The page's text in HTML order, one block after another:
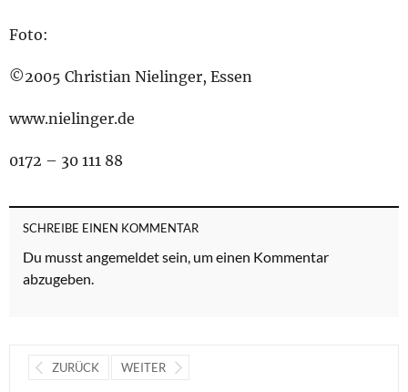
Foto:
©2005 Christian Nielinger, Essen
www.nielinger.de
0172 – 30 111 88
SCHREIBE EINEN KOMMENTAR
Du musstangemeldetsein, um einen Kommentar
abzugeben.
ZURÜCK WEITER